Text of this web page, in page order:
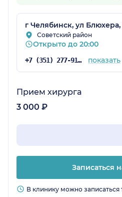
г Челябинск, ул
Советский район
Открыто до 20:00
+7 (351) 277-91-35 показать
Прием хирурга
3 000 ₽
Записаться
В клинику можно